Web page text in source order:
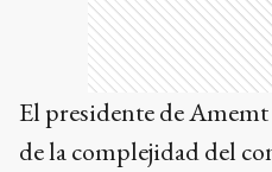
El presidente de
de la complejidad del